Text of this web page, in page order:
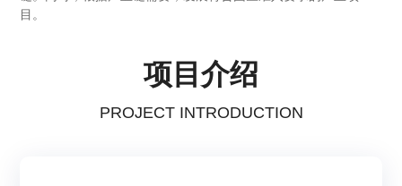
目。
项目介绍
PROJECT INTRODUCTION